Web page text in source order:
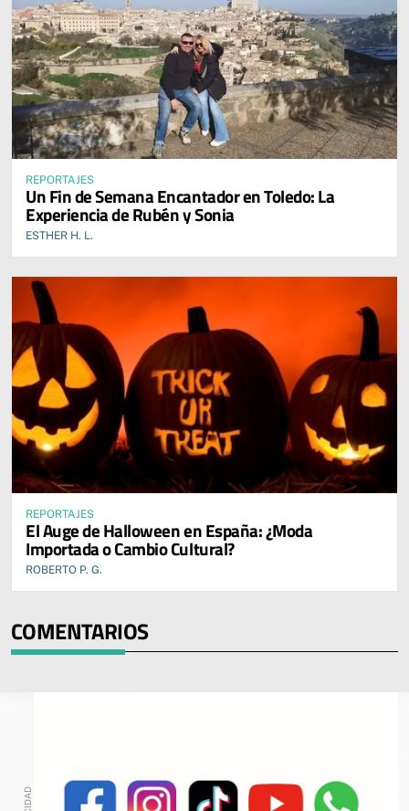
REPORTAJES
Un Fin de Semana Encantador en Toledo: La
Experiencia de Rubén y Sonia
ESTHER H. L.
REPORTAJES
El Auge de Halloween en España: ¿Moda
Importada o Cambio Cultural?
ROBERTO P. G.
COMENTARIOS